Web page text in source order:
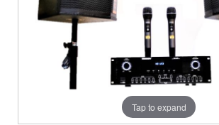
Tap to expand